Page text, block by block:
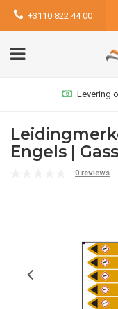
+3110 822 44 00
Levering
Engels |
0 reviews